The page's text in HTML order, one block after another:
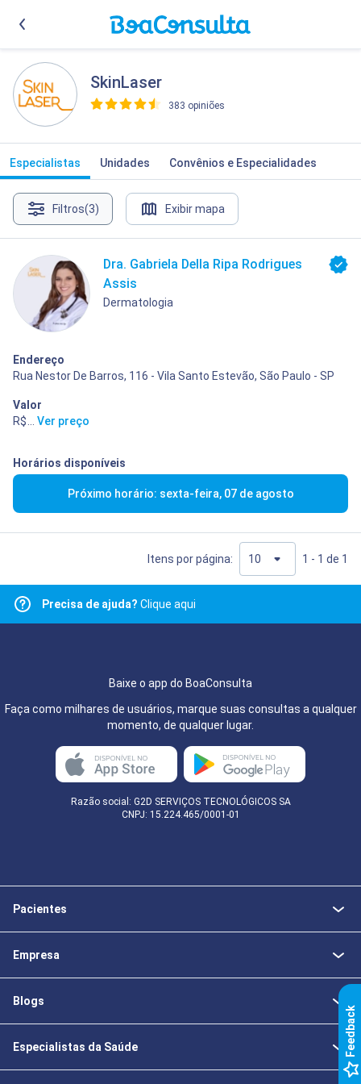
SkinLaser
383 opiniões
Especialistas Unidades Convênios e Especialidades
Filtros(3) Exibir mapa
Dra. Gabriela Della Ripa Rodrigues
Assis
Dermatologia
Endereço
Rua Nestor De Barros, 116 - Vila Santo Estevão, São Paulo - SP
Valor
R$ 400,00
Ver preço
Horários disponíveis
Próximo horário: sexta-feira, 07 de agosto
Itens por página: 1 - 1 de 1
Precisa de ajuda? Clique aqui
Baixe o app do BoaConsulta
Faça como milhares de usuários, marque suas consultas a qualquer
momento, de qualquer lugar.
Razão social: G2D SERVIÇOS TECNOLÓGICOS SA
CNPJ: 15.224.465/0001-01
Pacientes
Empresa
Blogs
Especialistas da Saúde k